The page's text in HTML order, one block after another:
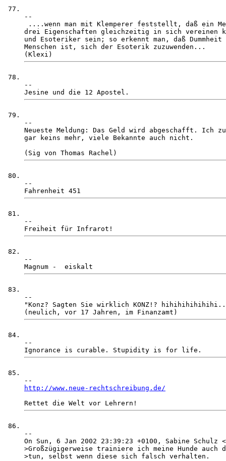
--
....wenn man mit Klemperer feststellt, daß ein
drei Eigenschaften gleichzeitig in sich
und Esoteriker sein; so erkennt man, daß
Menschen ist, sich der Esoterik zuzuwenden...
--
--
Neueste Meldung: Das Geld wird abgeschafft. Ich
gar keins mehr, viele Bekannte auch nicht.
--
--
--
--
"Konz? Sagten Sie wirklich KONZ!?
--
http://www.neue-rechtschreibung.de/
--
On Sun, 6 Jan 2002 23:39:23 +0100, Sabine Schulz
>Großzügigerweise trainiere ich meine Hunde